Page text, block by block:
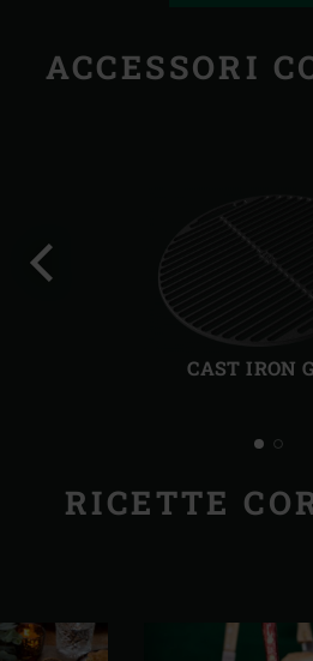
ACCESSORI
CAST IRON
RICETTE